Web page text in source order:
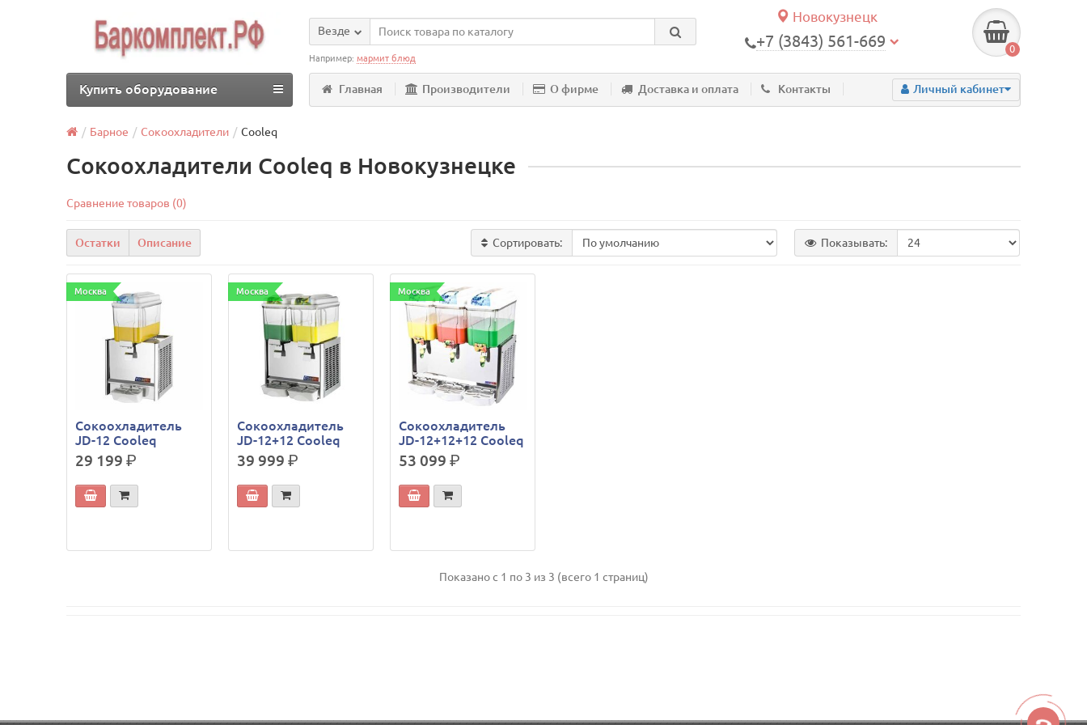
Новокузнецк
+7 (3843) 561-669 0
Везде
Например:мармит блюд
Главная Производители О фирме Доставка и оплата Контакты Личный кабинет
Купить оборудование
Барное Сокоохладители Cooleq
Сокоохладители Cooleq в Новокузнецке
Сравнение товаров (0)
Остатки Описание Сортировать: Показывать:
Москва
Сокоохладитель
JD-12 Cooleq
29 199р.
Москва
Сокоохладитель
JD-12+12 Cooleq
39 999р.
Москва
Сокоохладитель
JD-12+12+12 Cooleq
53 099р.
Показано с 1 по 3 из 3 (всего 1 страниц)